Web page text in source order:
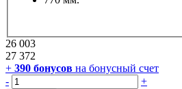
26 003
27 372
+ 390 бонусов на бонусный счет
-
+